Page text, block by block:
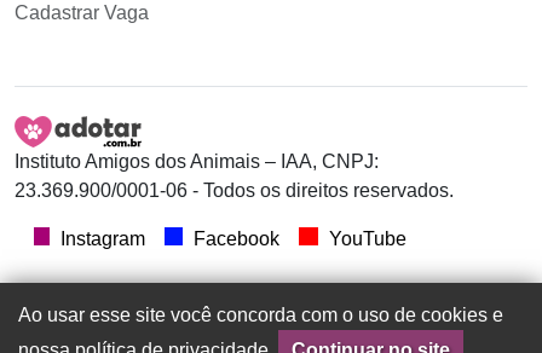
Cadastrar Vaga
Instituto Amigos dos Animais – IAA, CNPJ:
23.369.900/0001-06 - Todos os direitos reservados.
Instagram Facebook YouTube
Ao usar esse site você concorda com o uso de cookies e